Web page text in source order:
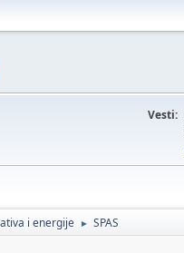
Vesti:
i energije ► SPAS